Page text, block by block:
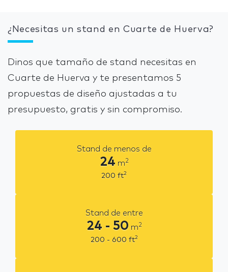
¿Necesitas un stand en Cuarte de Huerva?
Dinos que tamaño de stand necesitas en
Cuarte de Huerva y te presentamos 5
propuestas de diseño ajustadas a tu
presupuesto, gratis y sin compromiso.
Stand de menos de
24 m2
200 ft2
Stand de entre
24 - 50 m2
200 - 600 ft2